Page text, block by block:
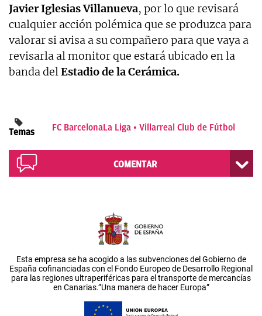
Javier Iglesias Villanueva, por lo que revisará
cualquier acción polémica que se produzca para
valorar si avisa a su compañero para que vaya a
revisarla al monitor que estará ubicado en la
banda delEstadio de la Cerámica.
Temas FC BarcelonaLa Liga Villarreal Club de Fútbol
COMENTAR
Esta empresa se ha acogido a las subvenciones del Gobierno de
España cofinanciadas con el Fondo Europeo de Desarrollo Regional
para las regiones ultraperiféricas para el transporte de mercancías
en Canarias.”Una manera de hacer Europa”